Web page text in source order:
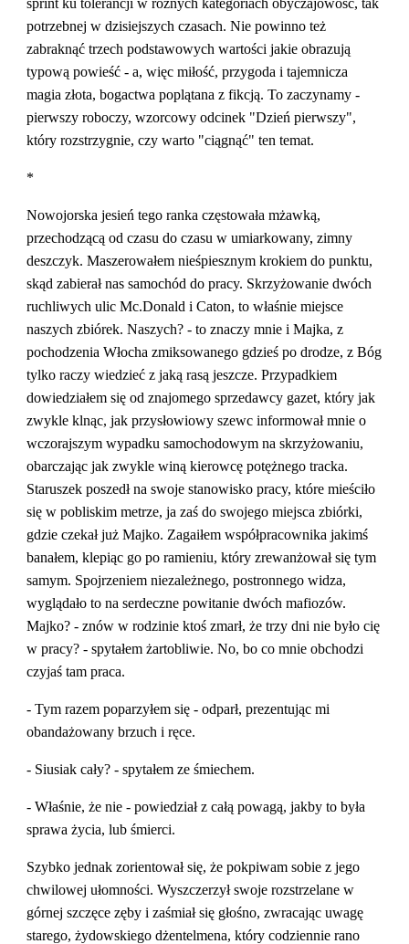
sprint ku tolerancji w różnych kategoriach obyczajowość, tak
potrzebnej w dzisiejszych czasach. Nie powinno też
zabraknąć trzech podstawowych wartości jakie obrazują
typową powieść - a, więc miłość, przygoda i tajemnicza
magia złota, bogactwa poplątana z fikcją. To zaczynamy -
pierwszy roboczy, wzorcowy odcinek "Dzień pierwszy",
który rozstrzygnie, czy warto "ciągnąć" ten temat.
*
Nowojorska jesień tego ranka częstowała mżawką,
przechodzącą od czasu do czasu w umiarkowany, zimny
deszczyk. Maszerowałem nieśpiesznym krokiem do punktu,
skąd zabierał nas samochód do pracy. Skrzyżowanie dwóch
ruchliwych ulic Mc.Donald i Caton, to właśnie miejsce
naszych zbiórek. Naszych? - to znaczy mnie i Majka, z
pochodzenia Włocha zmiksowanego gdzieś po drodze, z Bóg
tylko raczy wiedzieć z jaką rasą jeszcze. Przypadkiem
dowiedziałem się od znajomego sprzedawcy gazet, który jak
zwykle klnąc, jak przysłowiowy szewc informował mnie o
wczorajszym wypadku samochodowym na skrzyżowaniu,
obarczając jak zwykle winą kierowcę potężnego tracka.
Staruszek poszedł na swoje stanowisko pracy, które mieściło
się w pobliskim metrze, ja zaś do swojego miejsca zbiórki,
gdzie czekał już Majko. Zagaiłem współpracownika jakimś
banałem, klepiąc go po ramieniu, który zrewanżował się tym
samym. Spojrzeniem niezależnego, postronnego widza,
wyglądało to na serdeczne powitanie dwóch mafiozów.
Majko? - znów w rodzinie ktoś zmarł, że trzy dni nie było cię
w pracy? - spytałem żartobliwie. No, bo co mnie obchodzi
czyjaś tam praca.
- Tym razem poparzyłem się - odparł, prezentując mi
obandażowany brzuch i ręce.
- Siusiak cały? - spytałem ze śmiechem.
- Właśnie, że nie - powiedział z całą powagą, jakby to była
sprawa życia, lub śmierci.
Szybko jednak zorientował się, że pokpiwam sobie z jego
chwilowej ułomności. Wyszczerzył swoje rozstrzelane w
górnej szczęce zęby i zaśmiał się głośno, zwracając uwagę
starego, żydowskiego dżentelmena, który codziennie rano